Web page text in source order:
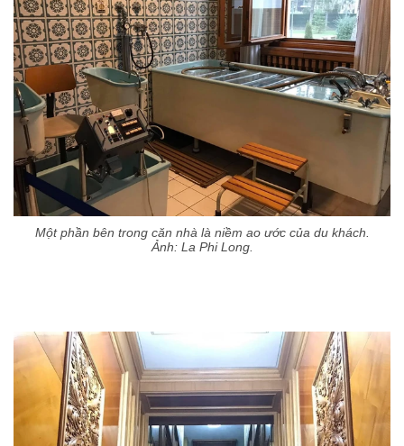
Một phần bên trong căn nhà là niềm ao ước của du khách.
Ảnh: La Phi Long.